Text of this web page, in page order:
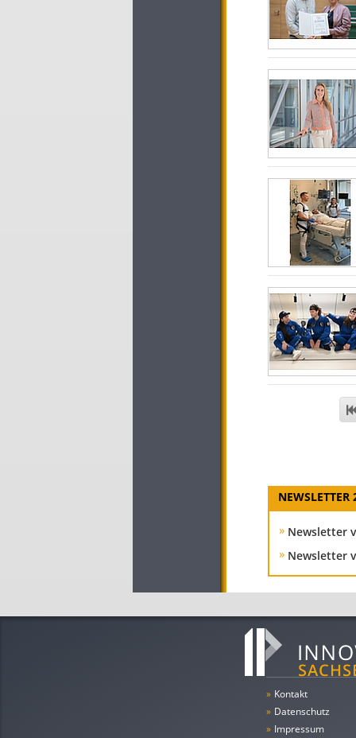
NEWSLETTER
Newsletter
Newsletter
» Kontakt
» Datenschutz
» Impressum